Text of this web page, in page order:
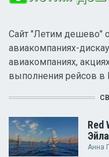
Сайт "Летим дешево"
авиакомпаниях-
авиакомпаниях,
выполнения рейсов в
Анна